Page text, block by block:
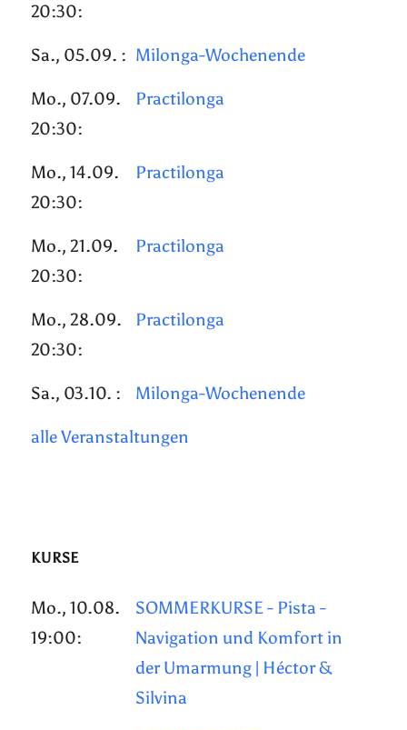
20:30:
Sa., 05.09. : Milonga-Wochenende
Mo., 07.09.
20:30:
Practilonga
Mo., 14.09.
20:30:
Practilonga
Mo., 21.09.
20:30:
Practilonga
Mo., 28.09.
20:30:
Practilonga
Sa., 03.10. : Milonga-Wochenende
alle Veranstaltungen
KURSE
Mo., 10.08.
19:00:
SOMMERKURSE - Pista -
Navigation und Komfort in
der Umarmung | Héctor &
Silvina